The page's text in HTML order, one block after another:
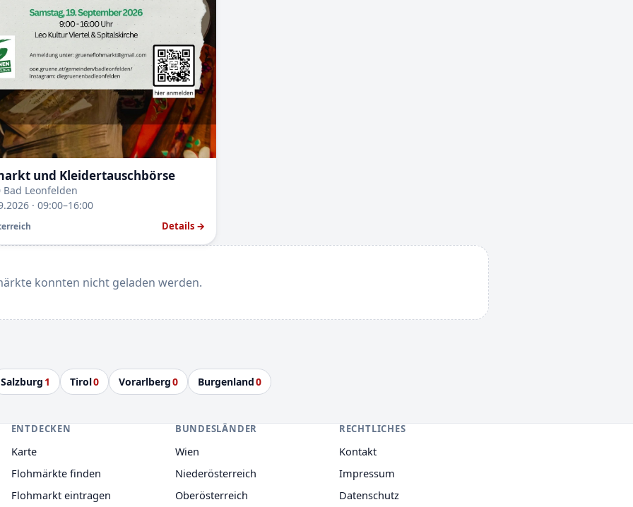
und Kleidertauschbörse
Bad Leonfelden
· 09:00–16:00
Details →
konnten nicht geladen werden.
Salzburg 1 Tirol0 Vorarlberg0 Burgenland0
ENTDECKEN
Karte
Flohmärkte finden
Flohmarkt eintragen
BUNDESLÄNDER
Wien
Niederösterreich
Oberösterreich
RECHTLICHES
Kontakt
Impressum
Datenschutz